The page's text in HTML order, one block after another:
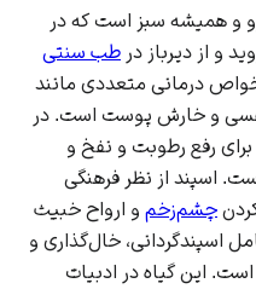
و همیشه سبز است که در
و از دیرباز در طب سنتی
خواص درمانی متعددی مانند
و خارش پوست است. در
رفع رطوبت و نفخ و
اسپند از نظر فرهنگی
چشم‌زخم و ارواح خبیث
اسپندگردانی، خال‌گذاری و
است. این گیاه در ادبیات